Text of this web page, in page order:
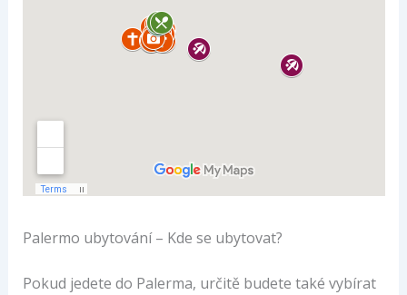
Palermo ubytování – Kde se ubytovat?
Pokud jedete do Palerma, určitě budete také vybírat